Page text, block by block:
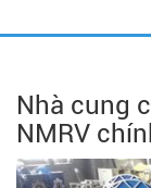
Nhà cung
NMRV